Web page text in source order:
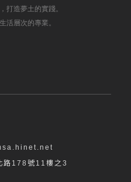
造夢土的實踐。
層次的專業。
路178號11樓之3